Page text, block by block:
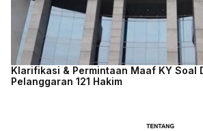
Klarifikasi & Permintaan Maaf KY Soal
Pelanggaran 121 Hakim